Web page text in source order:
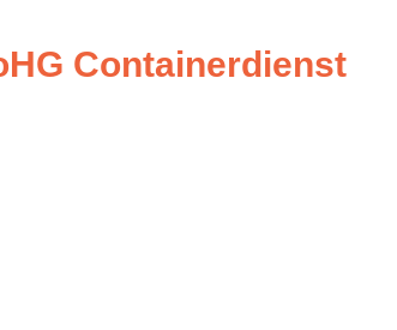
Containerdienst